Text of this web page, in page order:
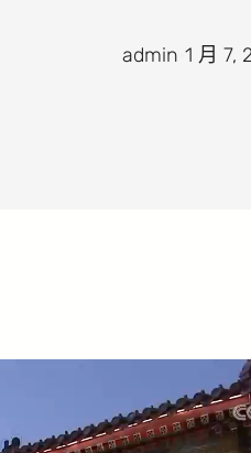
admin 1 月 7,